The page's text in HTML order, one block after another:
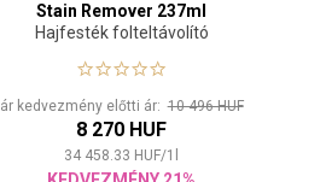
Stain Remover 237ml
Hajfesték folteltávolító
ár kedvezmény előtti ár:10 496 HUF
8 270 HUF
34 458.33 HUF/1